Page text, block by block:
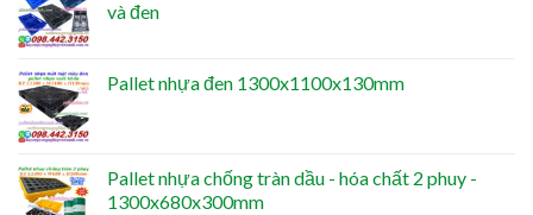
và đen
Pallet nhựa đen 1300x1100x130mm
Pallet nhựa chống tràn dầu - hóa chất 2 phuy -
1300x680x300mm